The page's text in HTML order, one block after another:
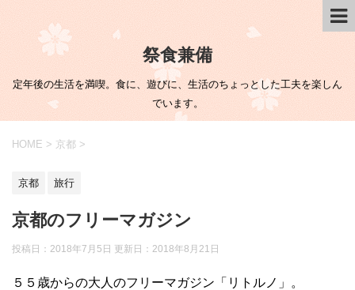
祭食兼備
定年後の生活を満喫。食に、遊びに、生活のちょっとした工夫を楽しん
でいます。
HOME > 京都 >
京都 旅行
京都のフリーマガジン
投稿日：2018年7月5日 更新日： 2018年8月21日
５５歳からの大人のフリーマガジン「リトルノ」。